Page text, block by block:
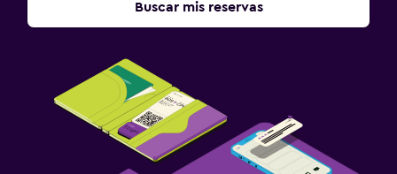
Buscar mis reservas